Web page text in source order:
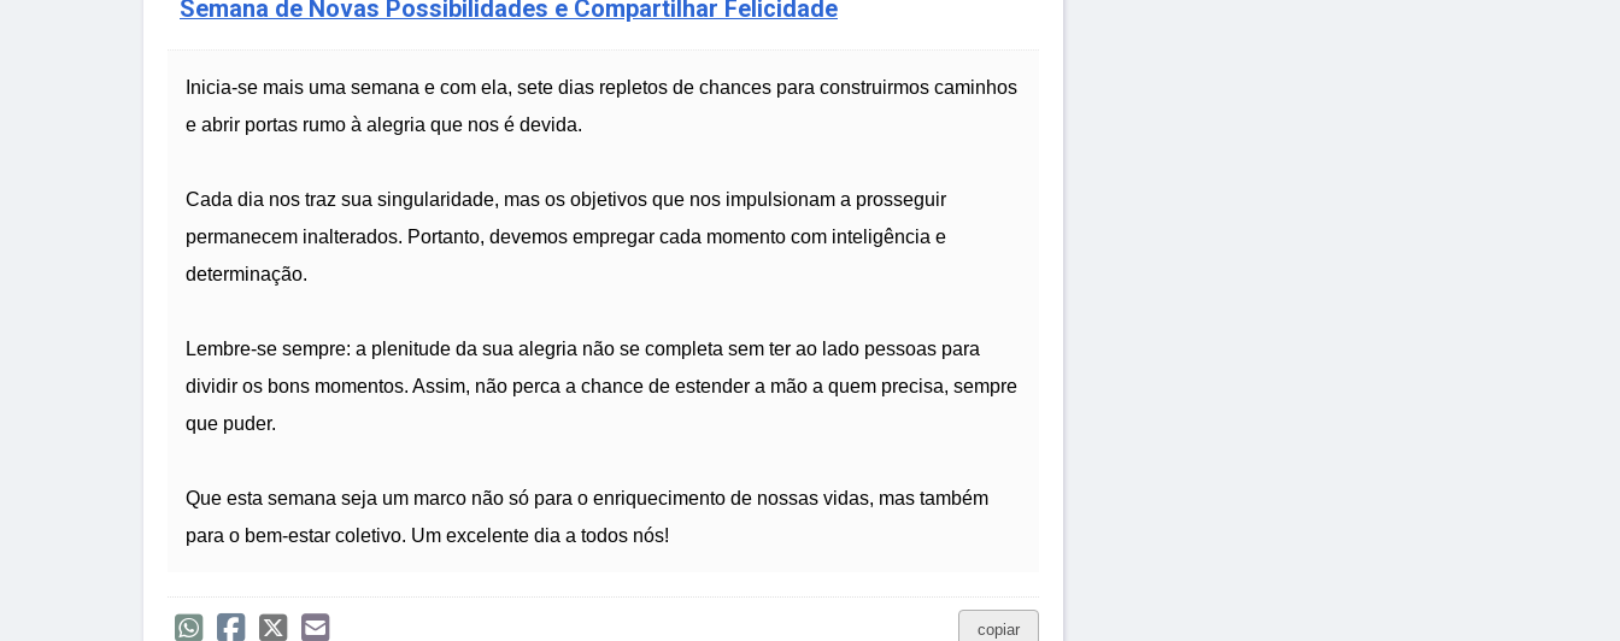
Semana de Novas Possibilidades e Compartilhar Felicidade
Inicia-se mais uma semana e com ela, sete dias repletos de chances para construirmos caminhos
e abrir portas rumo à alegria que nos é devida.
Cada dia nos traz sua singularidade, mas os objetivos que nos impulsionam a prosseguir
permanecem inalterados. Portanto, devemos empregar cada momento com inteligência e
determinação.
Lembre-se sempre: a plenitude da sua alegria não se completa sem ter ao lado pessoas para
dividir os bons momentos. Assim, não perca a chance de estender a mão a quem precisa, sempre
que puder.
Que esta semana seja um marco não só para o enriquecimento de nossas vidas, mas também
para o bem-estar coletivo. Um excelente dia a todos nós!
copiar